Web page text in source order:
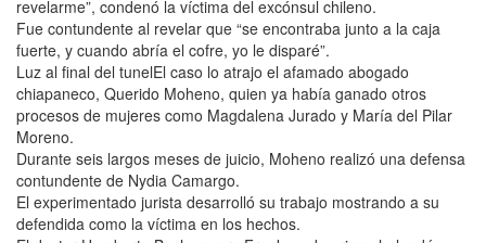
revelarme”, condenó la víctima del excónsul chileno.
Fue contundente al revelar que “se encontraba junto a la caja
fuerte, y cuando abría el cofre, yo le disparé”.
Luz al final del tunelEl caso lo atrajo el afamado abogado
chiapaneco, Querido Moheno, quien ya había ganado otros
procesos de mujeres como Magdalena Jurado y María del Pilar
Moreno.
Durante seis largos meses de juicio, Moheno realizó una defensa
contundente de Nydia Camargo.
El experimentado jurista desarrolló su trabajo mostrando a su
defendida como la víctima en los hechos.